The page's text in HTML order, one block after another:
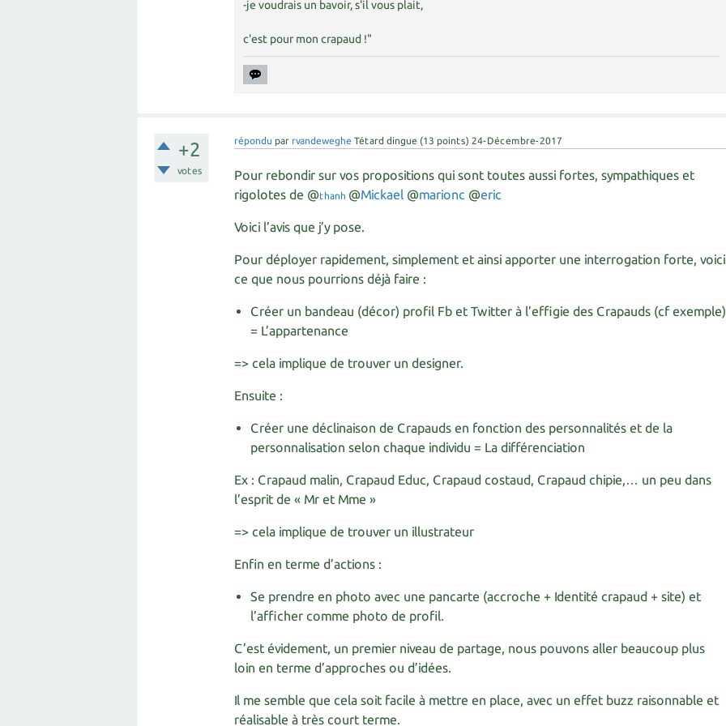
-je voudrais un bavoir, s'il vous plait,
c'est pour mon crapaud !"
+2
votes
répondu par rvandeweghe Tétard dingue (13 points) 24-Décembre-2017
Pour rebondir sur vos propositions qui sont toutes aussi fortes, sympathiques et
rigolotes de @thanh @Mickael @marionc @eric
Voici l’avis que j’y pose.
Pour déployer rapidement, simplement et ainsi apporter une interrogation forte, voici
ce que nous pourrions déjà faire :
Créer un bandeau (décor) profil Fb et Twitter à l’effigie des Crapauds (cf exemple)
= L’appartenance
=> cela implique de trouver un designer.
Ensuite :
Créer une déclinaison de Crapauds en fonction des personnalités et de la
personnalisation selon chaque individu = La différenciation
Ex : Crapaud malin, Crapaud Educ, Crapaud costaud, Crapaud chipie,… un peu dans
l’esprit de « Mr et Mme »
=> cela implique de trouver un illustrateur
Enfin en terme d’actions :
Se prendre en photo avec une pancarte (accroche + Identité crapaud + site) et
l’afficher comme photo de profil.
C’est évidement, un premier niveau de partage, nous pouvons aller beaucoup plus
loin en terme d’approches ou d’idées.
Il me semble que cela soit facile à mettre en place, avec un effet buzz raisonnable et
réalisable à très court terme.